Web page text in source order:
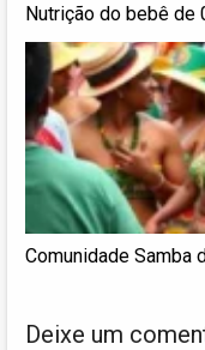
Nutrição do bebê de
Comunidade Samba
Deixe um